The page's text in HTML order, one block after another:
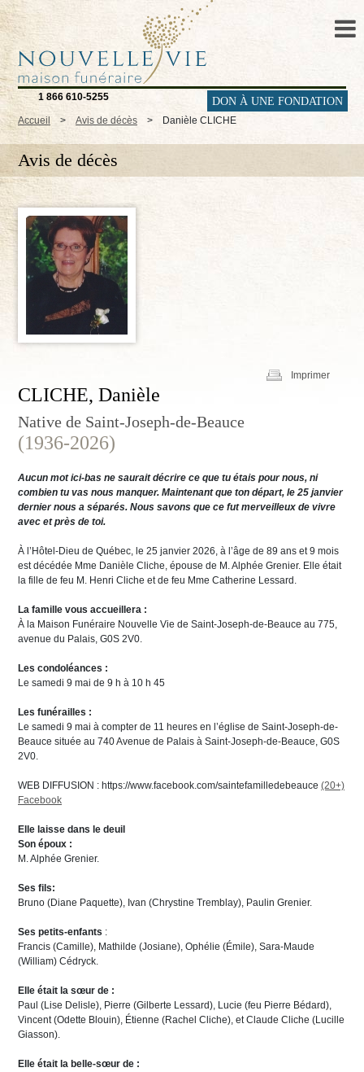
1 866 610-5255 DON À UNE FONDATION
Accueil > Avis de décès > Danièle CLICHE
Avis de décès
Imprimer
CLICHE, Danièle
Native de Saint-Joseph-de-Beauce
(1936-2026)
Aucun mot ici-bas ne saurait décrire ce que tu étais pour nous, ni
combien tu vas nous manquer. Maintenant que ton départ, le 25 janvier
dernier nous a séparés. Nous savons que ce fut merveilleux de vivre
avec et près de toi.
À l’Hôtel-Dieu de Québec, le 25 janvier 2026, à l’âge de 89 ans et 9 mois
est décédée Mme Danièle Cliche, épouse de M. Alphée Grenier. Elle était
la fille de feu M. Henri Cliche et de feu Mme Catherine Lessard.
La famille vous accueillera :
À la Maison Funéraire Nouvelle Vie de Saint-Joseph-de-Beauce au 775,
avenue du Palais, G0S 2V0.
Les condoléances :
Le samedi 9 mai de 9 h à 10 h 45
Les funérailles :
Le samedi 9 mai à compter de 11 heures en l’église de Saint-Joseph-de-
Beauce située au 740 Avenue de Palais à Saint-Joseph-de-Beauce, G0S
2V0.
WEB DIFFUSION : https://www.facebook.com/saintefamilledebeauce (20+)
Facebook
Elle laisse dans le deuil
Son époux :
M. Alphée Grenier.
Ses fils:
Bruno (Diane Paquette), Ivan (Chrystine Tremblay), Paulin Grenier.
Ses petits-enfants :
Francis (Camille), Mathilde (Josiane), Ophélie (Émile), Sara-Maude
(William) Cédryck.
Elle était la sœur de :
Paul (Lise Delisle), Pierre (Gilberte Lessard), Lucie (feu Pierre Bédard),
Vincent (Odette Blouin), Étienne (Rachel Cliche), et Claude Cliche (Lucille
Giasson).
Elle était la belle-sœur de :